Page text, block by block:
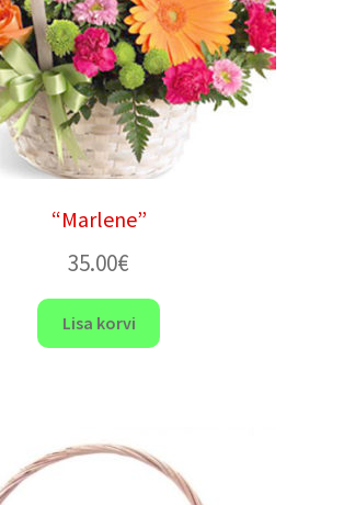
“Marlene”
35.00€
Lisa korvi